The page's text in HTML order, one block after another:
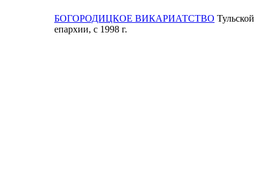
БОГОРОДИЦКОЕ ВИКАРИАТСТВО Тульской
епархии, с 1998 г.